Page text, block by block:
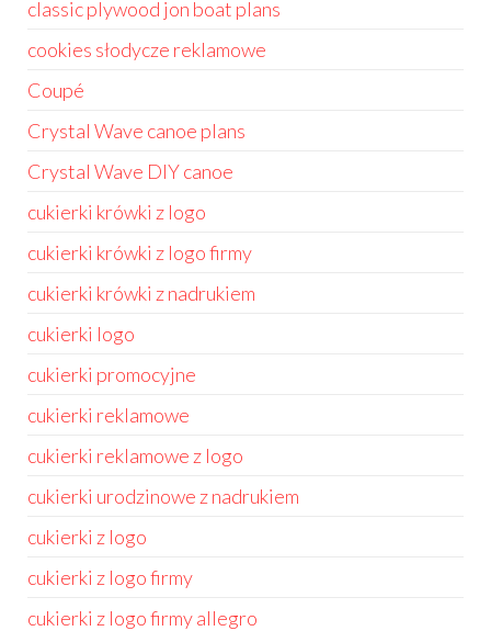
classic plywood jon boat plans
cookies słodycze reklamowe
Coupé
Crystal Wave canoe plans
Crystal Wave DIY canoe
cukierki krówki z logo
cukierki krówki z logo firmy
cukierki krówki z nadrukiem
cukierki logo
cukierki promocyjne
cukierki reklamowe
cukierki reklamowe z logo
cukierki urodzinowe z nadrukiem
cukierki z logo
cukierki z logo firmy
cukierki z logo firmy allegro